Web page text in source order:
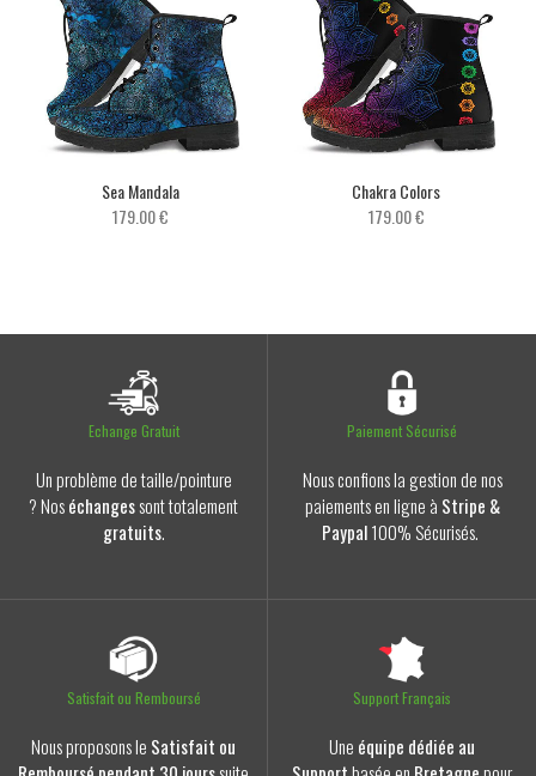
Sea Mandala
179.00 €
Chakra Colors
179.00 €
Echange Gratuit
Un problème de taille/pointure
? Noséchangessont totalement
gratuits.
Paiement Sécurisé
Nous confions la gestion de nos
paiements en ligne à Stripe &
Paypal100% Sécurisés.
Satisfait ou Remboursé
Nous proposons le Satisfait ou
Support Français
Une équipe dédiée au